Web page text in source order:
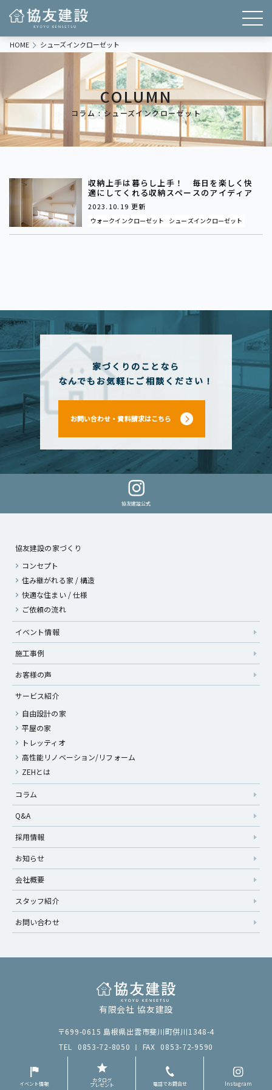
イベント情報
カタログ
プレゼント 電話でお問合せ Instagram
COLUMN
コラム : シューズインクローゼット
HOME シューズインクローゼット
収納上手は暮らし上手！ 毎日を楽しく快
適にしてくれる収納スペースのアイディア
2023.10.19 更新
ウォークインクローゼット シューズインクローゼット
家づくりのことなら
なんでもお気軽にご相談ください！
お問い合わせ・資料請求はこちら
協友建設公式
協友建設の家づくり
コンセプト
住み継がれる家 / 構造
快適な住まい / 仕様
ご依頼の流れ
イベント情報
施工事例
お客様の声
サービス紹介
自由設計の家
平屋の家
トレッティオ
高性能リノベーション/リフォーム
ZEHとは
コラム
Q&A
採用情報
お知らせ
会社概要
スタッフ紹介
お問い合わせ
有限会社 協友建設
〒699-0615 島根県出雲市斐川町併川1348-4
TEL
0853-72-8050 FAX 0853-72-9590
プライバシーポリシー instagram|FB © 2020 有限会社 協友建設